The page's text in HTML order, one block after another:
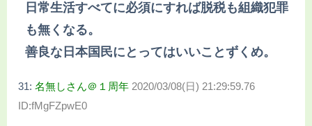
日常生活すべてに必須にすれば脱税も組織犯罪
も無くなる。
善良な日本国民にとってはいいことずくめ。
31: 名無しさん＠１周年 2020/03/08(日) 21:29:59.76
ID:fMgFZpwE0